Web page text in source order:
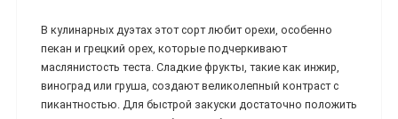
В кулинарных дуэтах этот сорт любит орехи, особенно
пекан и грецкий орех, которые подчеркивают
маслянистость теста. Сладкие фрукты, такие как инжир,
виноград или груша, создают великолепный контраст с
пикантностью. Для быстрой закуски достаточно положить